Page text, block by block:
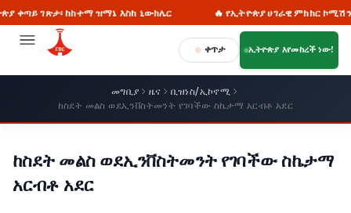
ከከተማ ዝማኔ እስከ ኒውክሌር 🔥 የኢትዮጵያ ሀገራዊ ምክክር ኮሚሽን ዋና
ቀጥታ ኢትዮጵያ እየመከረች ነው!
መግቢያ ዜና
ቢዝነስ/ኢኮኖሚ
ከስደት መልስ ወደኢንቨስትመንት የገባችው ስኬታማ አርብቶ አደር
ከስደት መልስ ወደኢንቨስትመንት የገባችው ስኬታማ
አርብቶ አደር